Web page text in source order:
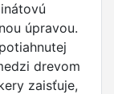
úpravou.
drevom
zaisťuje,